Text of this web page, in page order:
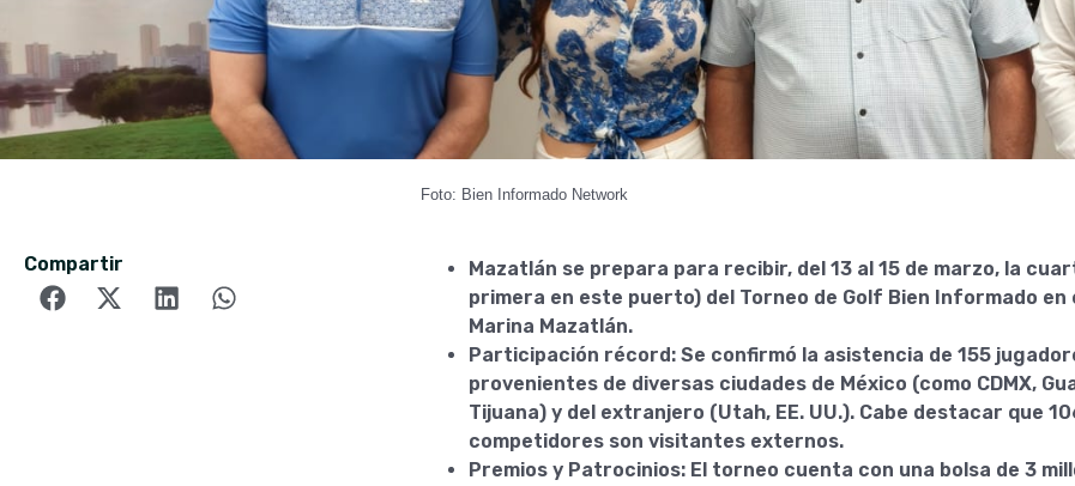
Foto: Bien Informado Network
Compartir
Mazatlán se prepara para recibir, del 13 al 15 de marzo, la
primera en este puerto) del Torneo de Golf Bien Informado en
Marina Mazatlán.
Participación récord: Se confirmó la asistencia de 155
provenientes de diversas ciudades de México (como CDMX,
Tijuana) y del extranjero (Utah, EE. UU.). Cabe destacar que
competidores son visitantes externos.
Premios y Patrocinios: El torneo cuenta con una bolsa de 3